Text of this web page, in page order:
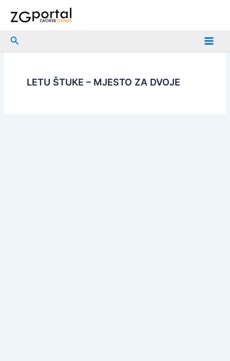
Search
LETU ŠTUKE – MJESTO ZA DVOJE